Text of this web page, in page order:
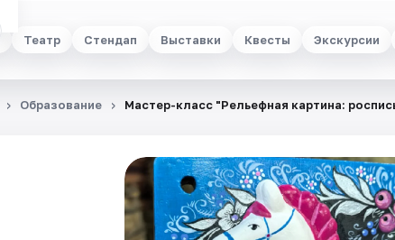
Театр Стендап Выставки Квесты Экскурсии
Образование Мастер-класс "Рельефная картина: